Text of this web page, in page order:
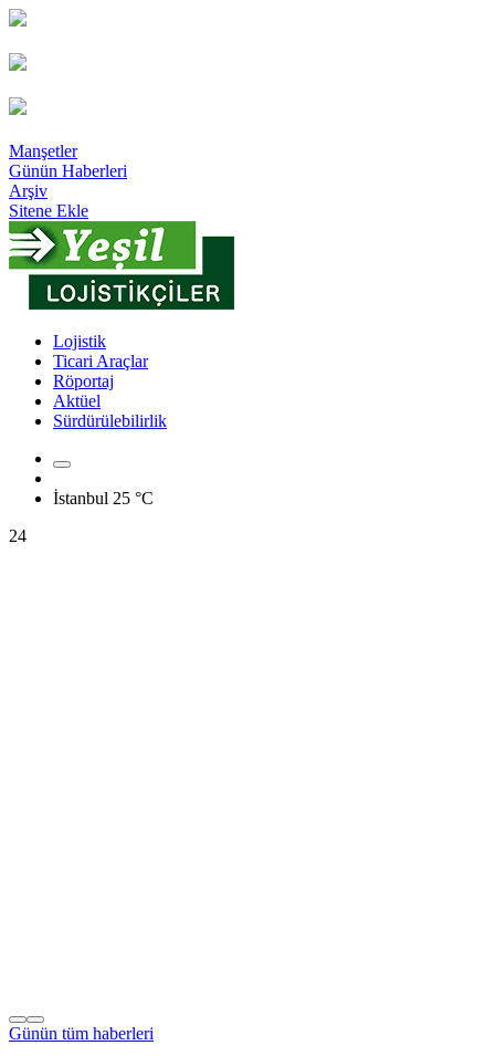
Manşetler
Günün Haberleri
Arşiv
Sitene Ekle
Lojistik
Ticari Araçlar
Röportaj
Aktüel
Sürdürülebilirlik
İstanbul 25 °C
24
Günün tüm haberleri